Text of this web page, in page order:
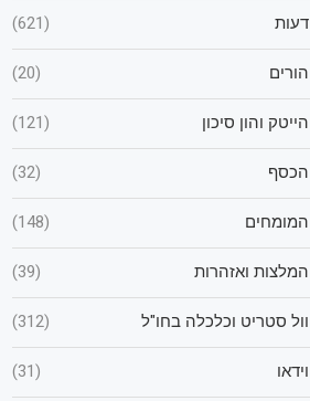
דעות (621)
הורים (20)
הייטק והון סיכון (121)
הכסף (32)
המומחים (148)
המלצות ואזהרות (39)
וול סטריט וכלכלה בחו"ל (312)
וידאו (31)